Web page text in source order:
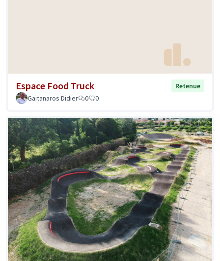
Espace Food Truck
Retenue
Gaïtanaros Didier
0 0